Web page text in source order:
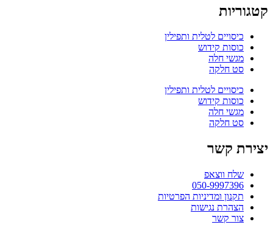
קטגוריות
כיסויים לטלית ותפילין
כוסות קידוש
מגשי חלה
סט חלקה
כיסויים לטלית ותפילין
כוסות קידוש
מגשי חלה
סט חלקה
יצירת קשר
שלח ווצאפ
050-9997396
תקנון ומדיניות הפרטיות
הצהרת נגישות
צור קשר